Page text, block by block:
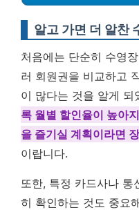
알고 가면 더 알찬
처음에는 단순히 수영
러 회원권을 비교하고
이 많다는 것을 알게 되
록 월별 할인율이 높아
을 즐기실 계획이라면
이랍니다.
또한, 특정 카드사나 통
히 확인하는 것도 중요